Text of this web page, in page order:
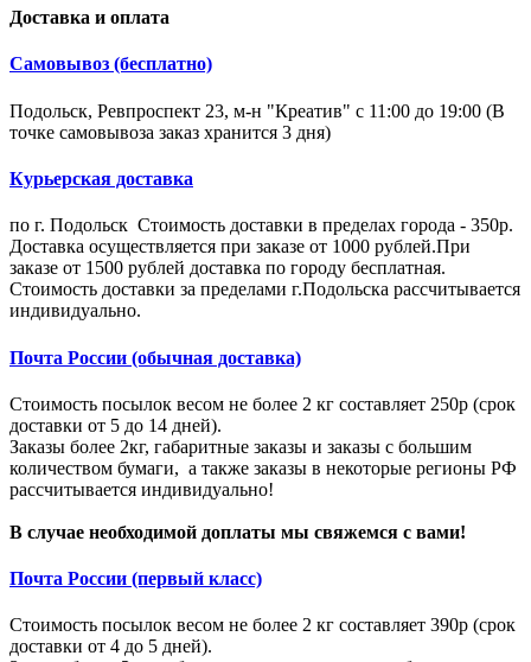
Доставка и оплата
Самовывоз (бесплатно)
Подольск, Ревпроспект 23, м-н "Креатив" с 11:00 до 19:00 (В
точке самовывоза заказ хранится 3 дня)
Курьерская доставка
по г. Подольск Стоимость доставки в пределах города - 350р.
Доставка осуществляется при заказе от 1000 рублей.При
заказе от 1500 рублей доставка по городу бесплатная.
Стоимость доставки за пределами г.Подольска рассчитывается
индивидуально.
Почта России (обычная доставка)
Стоимость посылок весом не более 2 кг составляет 250р (срок
доставки от 5 до 14 дней).
Заказы более 2кг, габаритные заказы и заказы с большим
количеством бумаги, а также заказы в некоторые регионы РФ
рассчитывается индивидуально!
В случае необходимой доплаты мы свяжемся с вами!
Почта России (первый класс)
Стоимость посылок весом не более 2 кг составляет 390р (срок
доставки от 4 до 5 дней).